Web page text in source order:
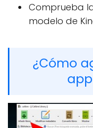
Comprueba
modelo de
¿Cómo